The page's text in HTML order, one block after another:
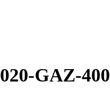
020-GAZ-400